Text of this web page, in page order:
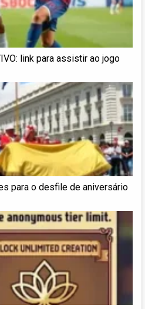
link para assistir ao jogo
para o desfile de aniversário